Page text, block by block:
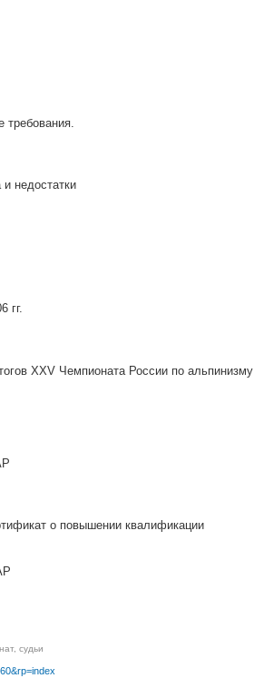
требования.
недостатки
гг.
XXV Чемпионата России по альпинизму
о повышении квалификации
, судьи